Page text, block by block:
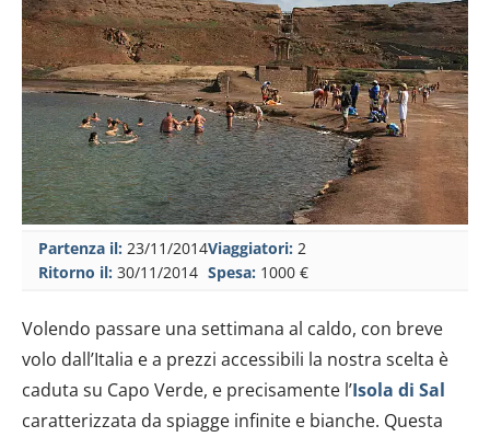
Partenza il: 23/11/2014
Ritorno il: 30/11/2014
Viaggiatori: 2
Spesa: 1000 €
Volendo passare una settimana al caldo, con breve
volo dall’Italia e a prezzi accessibili la nostra scelta è
caduta su Capo Verde, e precisamente l’Isola di Sal
caratterizzata da spiagge infinite e bianche. Questa